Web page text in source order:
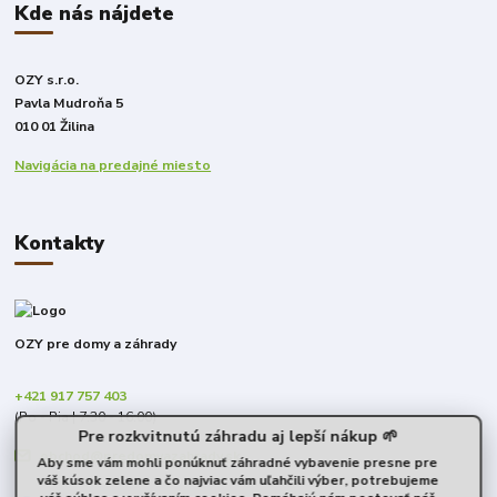
Kde nás nájdete
OZY s.r.o.
Pavla Mudroňa 5
010 01 Žilina
Navigácia na predajné miesto
Kontakty
OZY pre domy a záhrady
+421 917 757 403
(Po - Pia | 7:30 - 16:00)
obchod@predomyazahrady.sk
Pre rozkvitnutú záhradu aj lepší nákup 🌱
Aby sme vám mohli ponúknuť záhradné vybavenie presne pre
váš kúsok zelene a čo najviac vám uľahčili výber, potrebujeme